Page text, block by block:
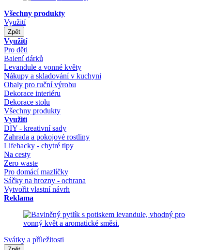
Všechny produkty
Využití
Zpět
Využití
Pro děti
Balení dárků
Levandule a vonné květy
Nákupy a skladování v kuchyni
Obaly pro ruční výrobu
Dekorace interiéru
Dekorace stolu
Všechny produkty
Využití
DIY - kreativní sady
Zahrada a pokojové rostliny
Lifehacky - chytré tipy
Na cesty
Zero waste
Pro domácí mazlíčky
Sáčky na hrozny - ochrana
Vytvořit vlastní návrh
Reklama
Svátky a příležitosti